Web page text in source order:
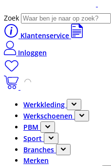
Zoek
Klantenservice
Inloggen
Werkkleding
Werkschoenen
PBM
Sport
Branches
Merken